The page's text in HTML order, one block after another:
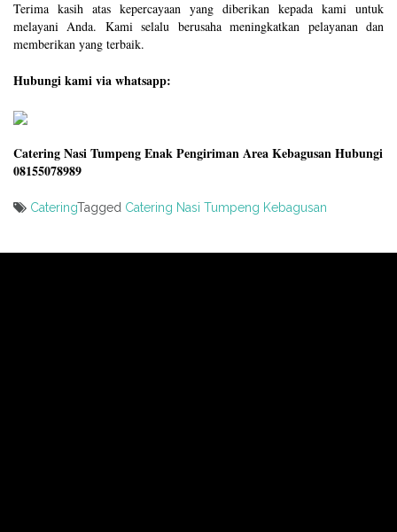
Terima kasih atas kepercayaan yang diberikan kepada kami untuk
melayani Anda. Kami selalu berusaha meningkatkan pelayanan dan
memberikan yang terbaik.
Hubungi kami via whatsapp:
Catering Nasi Tumpeng Enak Pengiriman Area Kebagusan Hubungi
08155078989
CateringTagged Catering Nasi Tumpeng Kebagusan
navigation